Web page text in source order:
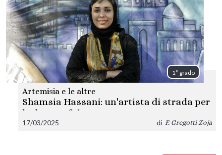
1° grado
Artemisia e le altre
Shamsia Hassani: un'artista di strada per
le donne afghane
17/03/2025 di F. Gregotti Zoja